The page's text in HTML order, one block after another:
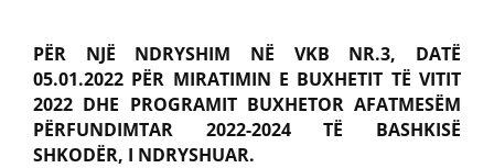
PËR NJË NDRYSHIM NË VKB NR.3, DATË
05.01.2022 PËR MIRATIMIN E BUXHETIT TË VITIT
2022 DHE PROGRAMIT BUXHETOR AFATMESËM
PËRFUNDIMTAR 2022-2024 TË BASHKISË
SHKODËR, I NDRYSHUAR.